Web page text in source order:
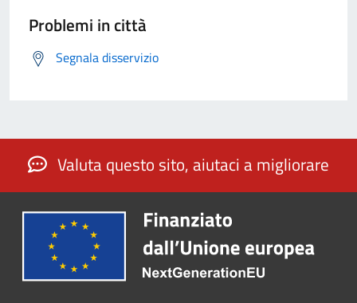
Problemi in città
Segnala disservizio
Valuta questo sito, aiutaci a migliorare